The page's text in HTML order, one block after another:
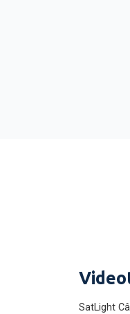
SatLight